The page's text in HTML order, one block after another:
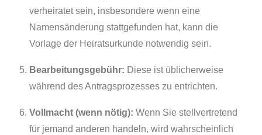
verheiratet sein, insbesondere wenn eine
Namensänderung stattgefunden hat, kann die
Vorlage der Heiratsurkunde notwendig sein.
Bearbeitungsgebühr: Diese ist üblicherweise
während des Antragsprozesses zu entrichten.
Vollmacht (wenn nötig): Wenn Sie stellvertretend
für jemand anderen handeln, wird wahrscheinlich